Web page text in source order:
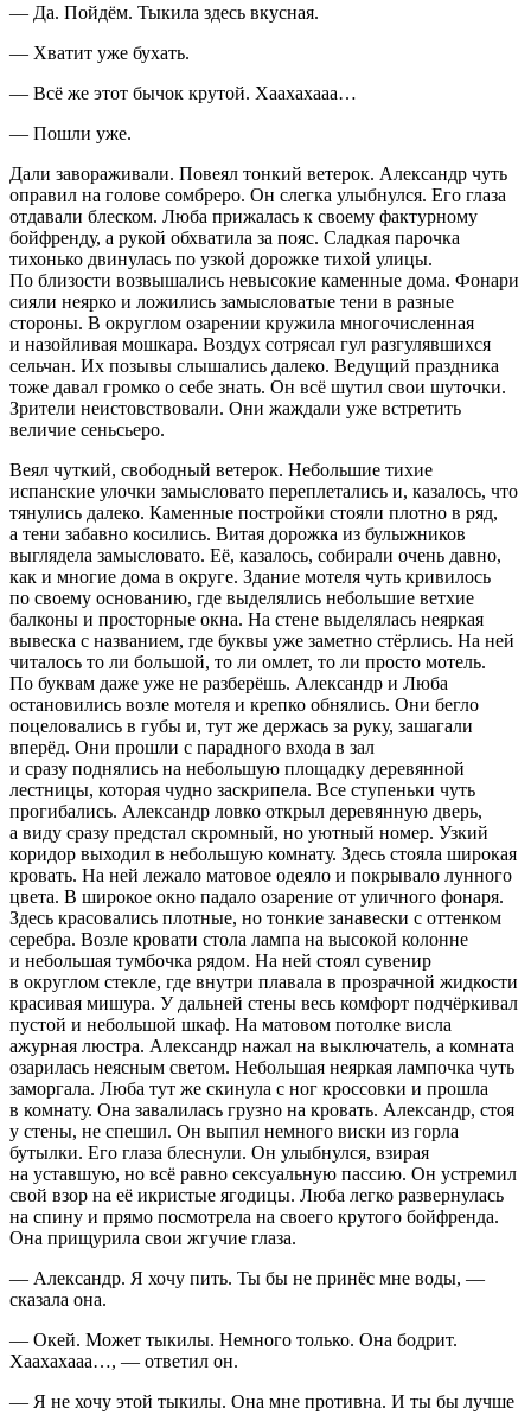
— Да. Пойдём. Тыкила здесь вкусная.
— Хватит уже бухать.
— Всё же этот бычок крутой. Хаахахааа…
— Пошли уже.
Дали завораживали. Повеял тонкий ветерок. Александр чуть
оправил на голове сомбреро. Он слегка улыбнулся. Его глаза
отдавали блеском. Люба прижалась к своему фактурному
бойфренду, а рукой обхватила за пояс. Сладкая парочка
тихонько двинулась по узкой дорожке тихой улицы.
По близости возвышались невысокие каменные дома. Фонари
сияли неярко и ложились замысловатые тени в разные
стороны. В округлом озарении кружила многочисленная
и назойливая мошкара. Воздух сотрясал гул разгулявшихся
сельчан. Их позывы слышались далеко. Ведущий праздника
тоже давал громко о себе знать. Он всё шутил свои шуточки.
Зрители неистовствовали. Они жаждали уже встретить
величие сеньсьеро.
Веял чуткий, свободный ветерок. Небольшие тихие
испанские улочки замысловато переплетались и, казалось, что
тянулись далеко. Каменные постройки стояли плотно в ряд,
а тени забавно косились. Витая дорожка из булыжников
выглядела замысловато. Её, казалось, собирали очень давно,
как и многие дома в округе. Здание мотеля чуть кривилось
по своему основанию, где выделялись небольшие ветхие
балконы и просторные окна. На стене выделялась неяркая
вывеска с названием, где буквы уже заметно стёрлись. На ней
читалось то ли большой, то ли омлет, то ли просто мотель.
По буквам даже уже не разберёшь. Александр и Люба
остановились возле мотеля и крепко обнялись. Они бегло
поцеловались в губы и, тут же держась за руку, зашагали
вперёд. Они прошли с парадного входа в зал
и сразу поднялись на небольшую площадку деревянной
лестницы, которая чудно заскрипела. Все ступеньки чуть
прогибались. Александр ловко открыл деревянную дверь,
а виду сразу предстал скромный, но уютный номер. Узкий
коридор выходил в небольшую комнату. Здесь стояла широкая
кровать. На ней лежало матовое одеяло и покрывало лунного
цвета. В широкое окно падало озарение от уличного фонаря.
Здесь красовались плотные, но тонкие занавески с оттенком
серебра. Возле кровати стола лампа на высокой колонне
и небольшая тумбочка рядом. На ней стоял сувенир
в округлом стекле, где внутри плавала в прозрачной жидкости
красивая мишура. У дальней стены весь комфорт подчёркивал
пустой и небольшой шкаф. На матовом потолке висла
ажурная люстра. Александр нажал на выключатель, а комната
озарилась неясным светом. Небольшая неяркая лампочка чуть
заморгала. Люба тут же скинула с ног кроссовки и прошла
в комнату. Она завалилась грузно на кровать. Александр, стоя
у стены, не спешил. Он выпил немного виски из горла
бутылки. Его глаза блеснули. Он улыбнулся, взирая
на уставшую, но всё равно сексуальную пассию. Он устремил
свой взор на её икристые ягодицы. Люба легко развернулась
на спину и прямо посмотрела на своего крутого бойфренда.
Она прищурила свои жгучие глаза.
— Александр. Я хочу пить. Ты бы не принёс мне воды, —
сказала она.
— Окей. Может тыкилы. Немного только. Она бодрит.
Хаахахааа…, — ответил он.
— Я не хочу этой тыкилы. Она мне противна. И ты бы лучше